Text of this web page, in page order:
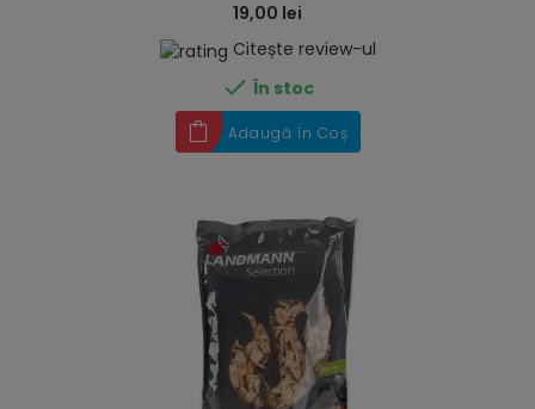
19,00 lei
Citește review-ul
 În stoc
Adaugă în Coș